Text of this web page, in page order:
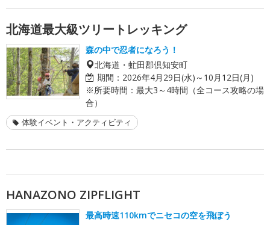
北海道最大級ツリートレッキング
森の中で忍者になろう！
北海道・虻田郡倶知安町
期間： 2026年4月29日(水)～10月12日(月)
※所要時間：最大3～4時間（全コース攻略の場
合）
体験イベント・アクティビティ
HANAZONO ZIPFLIGHT
最高時速110kmでニセコの空を飛ぼう